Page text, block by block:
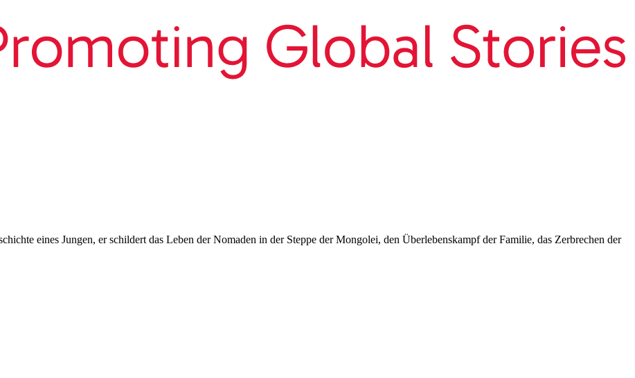
eines Jungen, er schildert das Leben der Nomaden in der Steppe der Mongolei, den Überlebenskampf der Familie, das Zerbrechen der